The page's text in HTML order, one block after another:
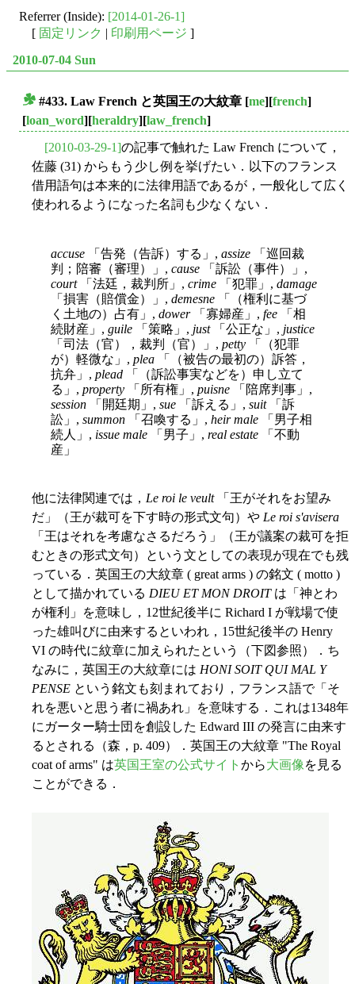
Referrer (Inside): [2014-01-26-1]
[ 固定リンク | 印刷用ページ ]
2010-07-04 Sun
#433. Law French と英国王の大紋章 [me][french]
[loan_word][heraldry][law_french]
[2010-03-29-1]の記事で触れた Law French について，
佐藤 (31) からもう少し例を挙げたい．以下のフランス
借用語句は本来的に法律用語であるが，一般化して広く
使われるようになった名詞も少なくない．
accuse 「告発（告訴）する」, assize 「巡回裁
判；陪審（審理）」, cause 「訴訟（事件）」,
court「法廷，裁判所」, crime 「犯罪」, damage
「損害（賠償金）」, demesne 「（権利に基づ
く土地の）占有」, dower「寡婦産」, fee 「相
続財産」, guile 「策略」, just「公正な」, justice
「司法（官），裁判（官）」, petty 「（犯罪
が）軽微な」, plea 「（被告の最初の）訴答，
抗弁」, plead 「（訴訟事実などを）申し立て
る」, property 「所有権」, puisne 「陪席判事」,
session 「開廷期」, sue 「訴える」, suit「訴
訟」, summon 「召喚する」, heir male 「男子相
続人」, issue male 「男子」, real estate 「不動
産」
他に法律関連では， Le roi le veult「王がそれをお望み
だ」（王が裁可を下す時の形式文句）や Le roi s'avisera
「王はそれを考慮なさるだろう」（王が議案の裁可を拒
むときの形式文句）という文としての表現が現在でも残
っている．英国王の大紋章 ( great arms ) の銘文 ( motto )
として描かれている DIEU ET MON DROITは「神とわ
が権利」を意味し，12世紀後半に Richard I が戦場で使
った雄叫びに由来するといわれ，15世紀後半の Henry
VI の時代に紋章に加えられたという（下図参照）．ち
なみに，英国王の大紋章には HONI SOIT QUI MAL Y
PENSE という銘文も刻まれており，フランス語で「そ
れを悪いと思う者に禍あれ」を意味する．これは1348年
にガーター騎士団を創設した Edward III の発言に由来す
るとされる（森，p. 409）．英国王の大紋章 "The Royal
coat of arms" は英国王室の公式サイト から大画像を見る
ことができる．